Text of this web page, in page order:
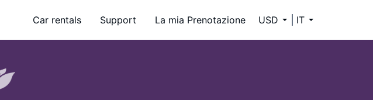
Car rentals Support La mia Prenotazione USD IT
dell'hotel